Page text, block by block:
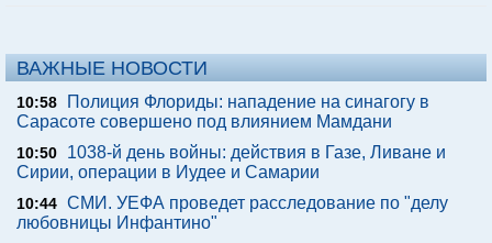
ВАЖНЫЕ НОВОСТИ
10:58
Полиция Флориды: нападение на синагогу в
Сарасоте совершено под влиянием Мамдани
10:50
1038-й день войны: действия в Газе, Ливане и
Сирии, операции в Иудее и Самарии
10:44 СМИ. УЕФА проведет расследование по "делу
любовницы Инфантино"